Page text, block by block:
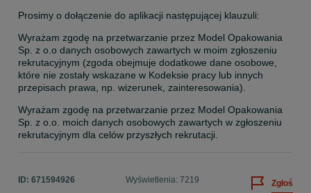
Prosimy o dołączenie do aplikacji następującej klauzuli:
Wyrażam zgodę na przetwarzanie przez Model Opakowania
Sp. z o.o danych osobowych zawartych w moim zgłoszeniu
rekrutacyjnym (zgoda obejmuje dodatkowe dane osobowe,
które nie zostały wskazane w Kodeksie pracy lub innych
przepisach prawa, np. wizerunek, zainteresowania).
Wyrażam zgodę na przetwarzanie przez Model Opakowania
Sp. z o.o. moich danych osobowych zawartych w zgłoszeniu
rekrutacyjnym dla celów przyszłych rekrutacji.
ID: 671594926 Wyświetlenia: 7219 Zgłoś